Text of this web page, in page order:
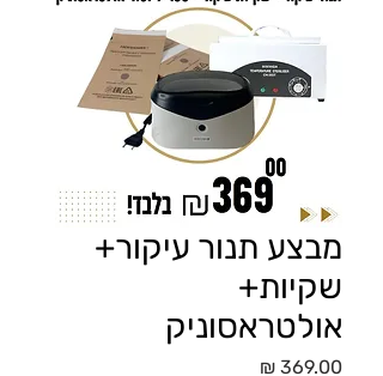
מבצע תנור עיקור+
שקיות+
אולטראסוניק